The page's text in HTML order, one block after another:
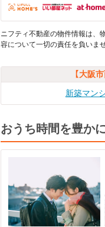
ニフティ不動産の物件情報は、
容について一切の責任を負いませ
【大阪
新築マン
おうち時間を豊か